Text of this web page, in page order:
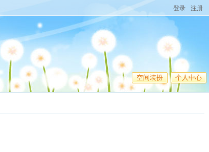
登录 注册
空间装扮 个人中心